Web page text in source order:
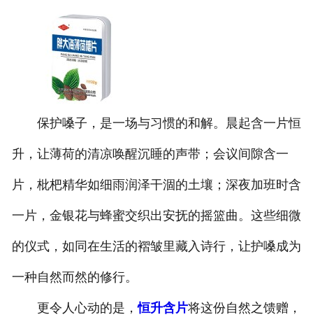
保护嗓子，是一场与习惯的和解。晨起含一片恒
升，让薄荷的清凉唤醒沉睡的声带；会议间隙含一
片，枇杷精华如细雨润泽干涸的土壤；深夜加班时含
一片，金银花与蜂蜜交织出安抚的摇篮曲。这些细微
的仪式，如同在生活的褶皱里藏入诗行，让护嗓成为
一种自然而然的修行。
更令人心动的是，恒升含片将这份自然之馈赠，